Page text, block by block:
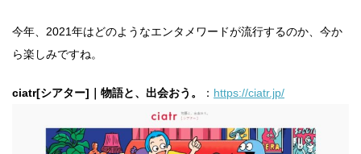
今年、2021年はどのようなエンタメワードが流行するのか、今か
ら楽しみですね。
ciatr[シアター]｜物語と、出会おう。 ： https://ciatr.jp/